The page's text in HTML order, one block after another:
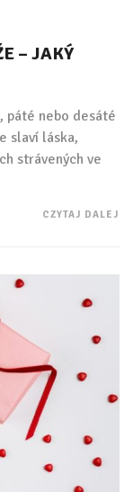
– JAKÝ
páté nebo desáté
slaví láska,
strávených ve
CZYTAJ DALEJ